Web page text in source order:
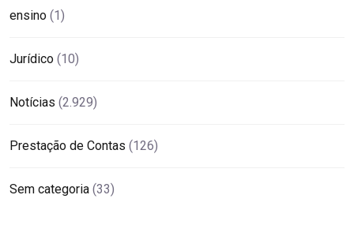
ensino (1)
Jurídico (10)
Notícias (2.929)
Prestação de Contas (126)
Sem categoria (33)